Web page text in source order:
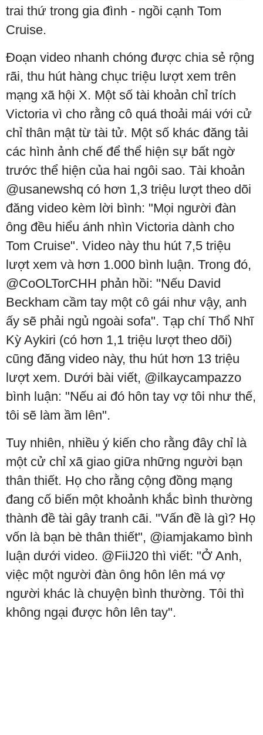
trai thứ trong gia đình - ngồi cạnh Tom
Cruise.
Đoạn video nhanh chóng được chia sẻ rộng
rãi, thu hút hàng chục triệu lượt xem trên
mạng xã hội X. Một số tài khoản chỉ trích
Victoria vì cho rằng cô quá thoải mái với cử
chỉ thân mật từ tài tử. Một số khác đăng tải
các hình ảnh chế để thể hiện sự bất ngờ
trước thể hiện của hai ngôi sao. Tài khoản
@usanewshq có hơn 1,3 triệu lượt theo dõi
đăng video kèm lời bình: "Mọi người đàn
ông đều hiểu ánh nhìn Victoria dành cho
Tom Cruise". Video này thu hút 7,5 triệu
lượt xem và hơn 1.000 bình luận. Trong đó,
@CoOLTorCHH phản hồi: "Nếu David
Beckham cầm tay một cô gái như vậy, anh
ấy sẽ phải ngủ ngoài sofa". Tạp chí Thổ Nhĩ
Kỳ Aykiri (có hơn 1,1 triệu lượt theo dõi)
cũng đăng video này, thu hút hơn 13 triệu
lượt xem. Dưới bài viết, @ilkaycampazzo
bình luận: "Nếu ai đó hôn tay vợ tôi như thế,
tôi sẽ làm ầm lên".
Tuy nhiên, nhiều ý kiến cho rằng đây chỉ là
một cử chỉ xã giao giữa những người bạn
thân thiết. Họ cho rằng cộng đồng mạng
đang cố biến một khoảnh khắc bình thường
thành đề tài gây tranh cãi. "Vấn đề là gì? Họ
vốn là bạn bè thân thiết", @iamjakamo bình
luận dưới video. @FiiJ20 thì viết: "Ở Anh,
việc một người đàn ông hôn lên má vợ
người khác là chuyện bình thường. Tôi thì
không ngại được hôn lên tay".